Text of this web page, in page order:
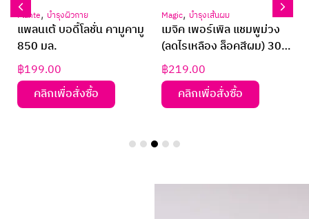
Plante, บำรุงผิวกาย
แพลนเต้ บอดี้โลชั่น คามูคามู
850 มล.
฿199.00
คลิกเพื่อสั่งซื้อ
Magic, บำรุงเส้นผม
เมจิค เพอร์เพิล แชมพูม่วง
(ลดไรเหลือง ล็อคสีผม) 300
มล.
฿219.00
คลิกเพื่อสั่งซื้อ